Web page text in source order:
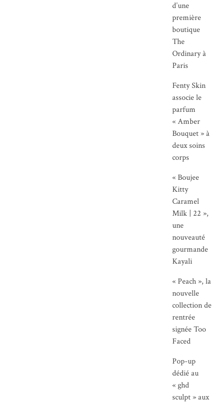
d’une
première
boutique
The
Ordinary à
Paris
Fenty Skin
associe le
parfum
« Amber
Bouquet » à
deux soins
corps
« Boujee
Kitty
Caramel
Milk | 22 »,
une
nouveauté
gourmande
Kayali
« Peach », la
nouvelle
collection de
rentrée
signée Too
Faced
Pop-up
dédié au
« ghd
sculpt » aux